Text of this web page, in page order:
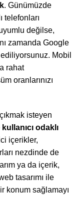
. Günümüzde
telefonları
değilse,
zamanda Google
Mobil
rahat
oranlarınızı
isteyen
odaklı
içerikler,
nezdinde de
ya da içerik,
tasarımı ile
konum sağlamayı